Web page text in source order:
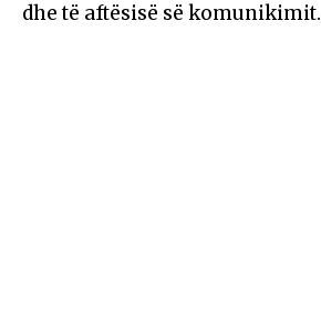
dhe të aftësisë së komunikimit.